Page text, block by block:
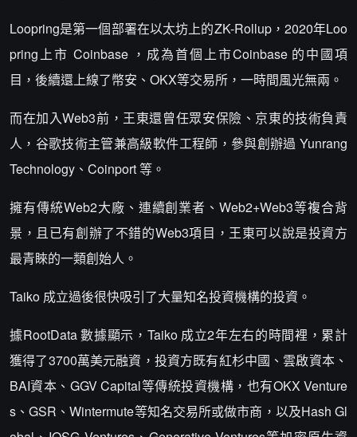
Loopring是第一個部署在以太坊上的ZK-Rollup，2020年Loo
pring上市 Coinbase ，成為首個上市Coinbase 的中國項
目，後續還上線了幣安、OKX等交易所，一時間風光無兩。
而在加入Web3前，王東還曾任眾安保險、京東的技術負責
人，谷歌技術主管兼高級軟件工程師，參與創辦過 Yunrang
Technology、Coinport 等。
擁有傳統Web2大廠、連續創業者、Web2+Web3等複合背
景，且已有創辦了不錯的Web3項目，王東可以說是投資方
最青睞的一類創始人。
Taiko 成立過後很快吸引了大量知名投資機構的投資。
據RootData 數據顯示，Taiko 成立2年左右的時間裡，累計
獲得了3700萬美元融資，投資方既有紅杉中國、雲啟資本、
BAI資本、GGV Capital等傳統投資機構，也有OKX Venture
s、GSR、Wintermute等知名交易所或做市商，以及Hash Gl